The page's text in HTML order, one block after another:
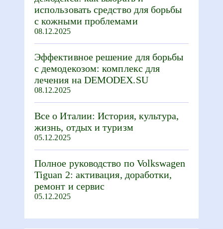
использовать средство для борьбы
с кожными проблемами
08.12.2025
Эффективное решение для борьбы
с демодекозом: комплекс для
лечения на DEMODEX.SU
08.12.2025
Все о Италии: История, культура,
жизнь, отдых и туризм
05.12.2025
Полное руководство по Volkswagen
Tiguan 2: активация, доработки,
ремонт и сервис
05.12.2025